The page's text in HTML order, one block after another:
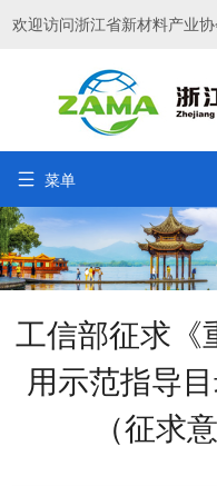
欢迎访问浙江省新材料产业
 菜单
工信部征求《
用示范指导
（征求